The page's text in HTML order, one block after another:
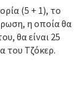
(5 + 1), το
η οποία θα
θα είναι 25
του Τζόκερ.